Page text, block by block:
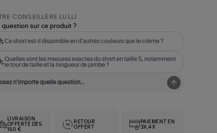
CONSEILLÈRE LULLI
question sur ce produit ?
Ce short est-il disponible en d'autres couleurs que le crème ?
Quelles sont les mesures exactes du short en taille S, notamment
le tour de taille et la longueur de jambe ?
LIVRAISON
OFFERTE DÈS
150 €
RETOUR
OFFERT
PAIEMENT EN
3X,4X